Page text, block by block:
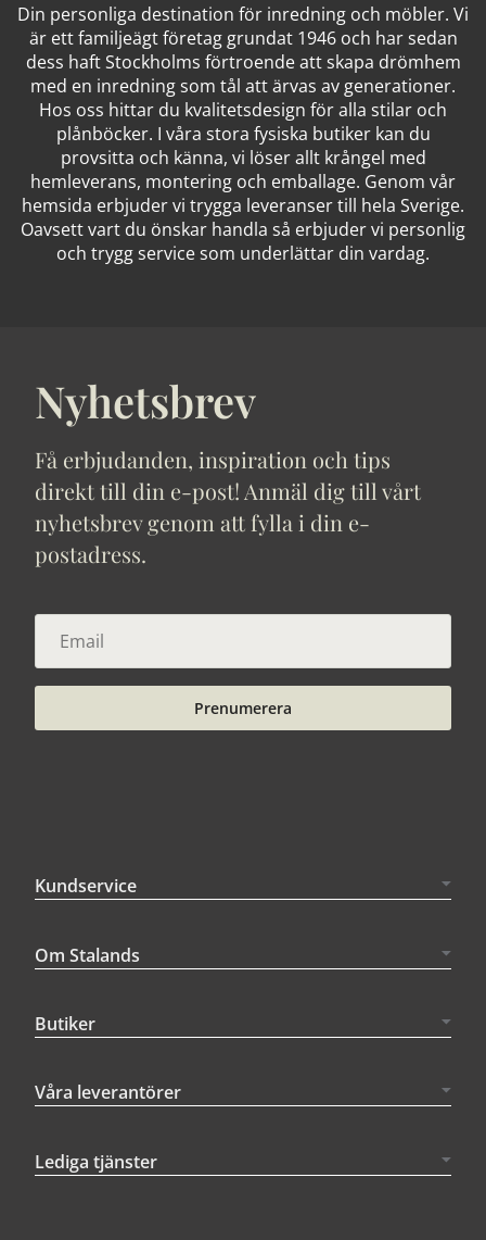
Din personliga destination för inredning och möbler. Vi
är ett familjeägt företag grundat 1946 och har sedan
dess haft Stockholms förtroende att skapa drömhem
med en inredning som tål att ärvas av generationer.
Hos oss hittar du kvalitetsdesign för alla stilar och
plånböcker. I våra stora fysiska butiker kan du
provsitta och känna, vi löser allt krångel med
hemleverans, montering och emballage. Genom vår
hemsida erbjuder vi trygga leveranser till hela Sverige.
Oavsett vart du önskar handla så erbjuder vi personlig
och trygg service som underlättar din vardag.
Nyhetsbrev
Få erbjudanden, inspiration och tips
direkt till din e-post! Anmäl dig till vårt
nyhetsbrev genom att fylla i din e-
postadress.
Prenumerera
Kundservice
Om Stalands
Butiker
Våra leverantörer
Lediga tjänster